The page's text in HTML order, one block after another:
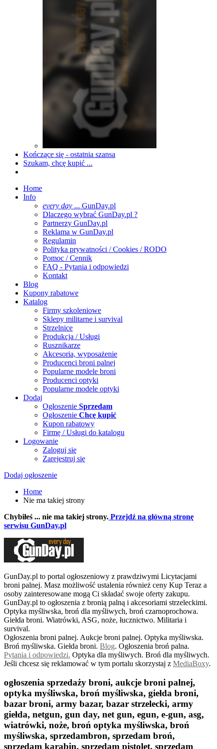
Kończące się - ostatnia szansa
Szukam, chcę kupić ...
Home
Info
every day ... GunDay.pl
Dlaczego wybrać GunDay.pl ?
Partnerzy GunDay.pl
Reklama w GunDay.pl
Regulamin
Polityka prywatności / Cookies / RODO
Pomoc / Cennik
FAQ - Pytania i odpowiedzi
Kontakt
Blog
Kupony rabatowe
Katalog
Firmy szkoleniowe
Sklepy militarne i survival
Strzelnice
Produkcja / Usługi
Rusznikarze
Akcesoria, wyposażenie
Producenci broni palnej
Popularne modele broni
Producenci optyki
Popularne modele optyki
Dodaj
Ogłoszenie Sprzedam
Ogłoszenie Chcę kupić
Kupon rabatowy
Firmę / Usługi do katalogu
Logowanie
Zaloguj się
Zarejestruj się
Dodaj ogłoszenie
Home
Nie ma takiej strony
Chybiłeś ... nie ma takiej strony. Przejdź na główną stronę
serwisu GunDay.pl
GunDay.pl to portal ogłoszeniowy z prawdziwymi Licytacjami
broni palnej. Masz możliwość ustalenia również ceny Kup Teraz a
osoby zainteresowane mogą Ci składać swoje oferty zakupu.
GunDay.pl to ogłoszenia z bronią palną i akcesoriami strzeleckimi.
Optyka myśliwska, broń dla myśliwych, broń czarnoprochowa.
Giełda broni. Wiatrówki, ASG, noże, łucznictwo. Militaria i
survival.
Ogłoszenia broni palnej. Aukcje broni palnej. Optyka myśliwska.
Broń myśliwska. Giełda broni. Blog. Ogłoszenia broń palna.
Pytania i odpowiedzi. Optyka dla myśliwych. Broń dla myśliwych.
Jeśli chcesz się reklamować w tym portalu skorzystaj z MediaBoxy.
ogłoszenia sprzedaży broni, aukcje broni palnej,
optyka myśliwska, broń myśliwska, giełda broni,
bazar broni, army bazar, bazar strzelecki, army
giełda, netgun, gun day, net gun, egun, e-gun, asg,
wiatrówki, noże, broń optyka myśliwska, broń
myśliwska, sprzedambron, sprzedam broń,
sprzedam karabin, sprzedam pistolet, sprzedam